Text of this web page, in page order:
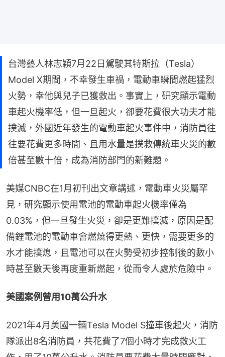
台灣藝人林志穎7月22日駕駛其特斯拉（Tesla）
Model X期間，不幸發生車禍，電動車瞬間燃起猛烈
火勢，幸他與兒子已獲救出。事實上，研究顯示電動
車起火機率低，但一旦起火，卻要花費很大功夫才能
撲滅，外國近年發生的電動車起火事件中，消防員往
往要花費更多時間、且用水量是撲救傳統車火災的數
倍甚至數十倍，成為消防部門的新難題。
美媒CNBC在1月初刊出文章講述，電動車火災屬罕
見，研究顯示使用電池的電動車起火機率僅為
0.03%，但一旦發生火災，卻是更難撲滅，原因是配
備鋰電池的電動車會燃燒得更熱、更快，需要更多的
水才能撲熄，且電池可以在火勢受初步控制後的數小
時甚至數天後再度重新燃起，從而令人處於危險中。
美國案例曾用10萬公升水
2021年4月美國一輛Tesla Model S撞車後起火，消防
隊派出8名消防員，共花費了7個小時才完成救火工